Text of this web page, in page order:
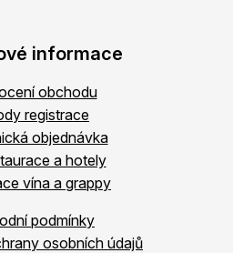
informace
obchodu
registrace
objednávka
a hotely
vína a grappy
podmínky
osobních údajů